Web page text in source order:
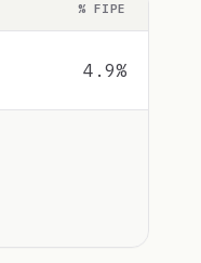
% FIPE
4.9%